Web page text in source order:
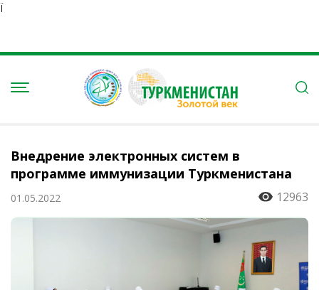
Ï
Внедрение электронных систем в
программе иммунизации Туркменистана
01.05.2022 12963